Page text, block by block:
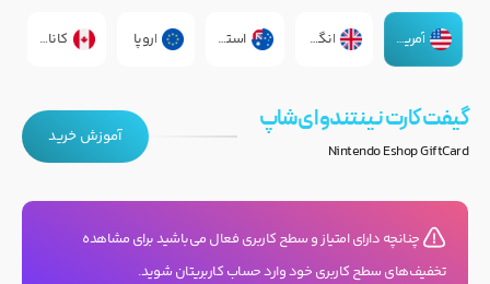
آمریکا انگلیس استرالیا اروپا کانادا
گیفت کارت نینتندو ای‌شاپ
Nintendo Eshop GiftCard
آموزش خرید
چنانچه دارای امتیاز و سطح کاربری فعال می‌باشید برای مشاهده
تخفیف‌های سطح کاربری خود وارد حساب کاربریتان شوید.